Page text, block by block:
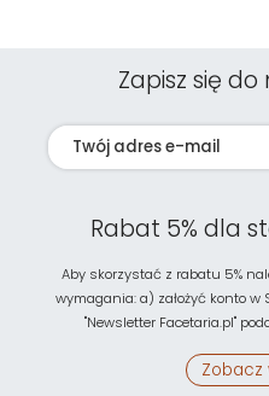
Zapisz się
Rabat 5% dla
Aby skorzystać z rabatu 5%
wymagania: a) założyć konto
"Newsletter Facetaria.pl"